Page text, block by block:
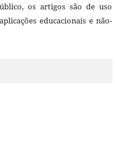
os artigos são de uso
educacionais e não-